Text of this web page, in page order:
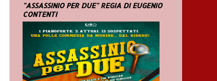
"ASSASSINIO PER DUE" REGIA DI EUGENIO
CONTENTI